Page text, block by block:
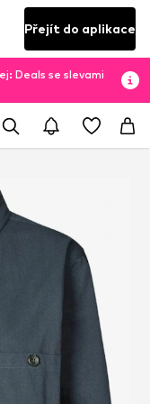
Přejít do aplikace
Deals se slevami